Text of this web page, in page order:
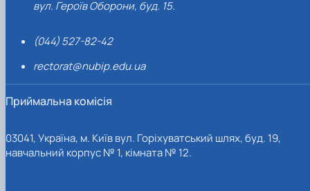
вул. Героїв Оборони, буд. 15.
(044) 527-82-42
rectorat@nubip.edu.ua
Приймальна комісія
03041, Україна, м. Київ вул. Горіхуватський шлях, буд. 19,
навчальний корпус № 1, кімната № 12.